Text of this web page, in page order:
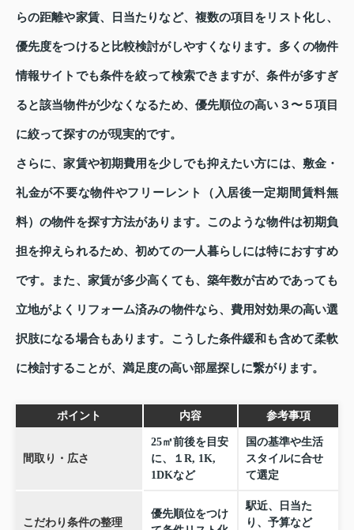
らの距離や家賃、日当たりなど、複数の項目をリスト化し、
優先度をつけると比較検討がしやすくなります。多くの物件
情報サイトでも条件を絞って検索できますが、条件が多すぎ
ると該当物件が少なくなるため、優先順位の高い３〜５項目
に絞って探すのが現実的です。
さらに、家賃や初期費用を少しでも抑えたい方には、敷金・
礼金が不要な物件やフリーレント（入居後一定期間賃料無
料）の物件を探す方法があります。このような物件は初期負
担を抑えられるため、初めての一人暮らしには特におすすめ
です。また、家賃が多少高くても、築年数が古めであっても
立地がよくリフォーム済みの物件なら、費用対効果の高い選
択肢になる場合もあります。こうした条件緩和も含めて柔軟
に検討することが、満足度の高い部屋探しに繋がります。
ポイント 内容 参考事項
間取り・広さ
25㎡前後を目安
に、１R, 1K,
1DKなど
国の基準や生活
スタイルに合せ
て選定
こだわり条件の整理
優先順位をつけ
駅近、日当た
り、予算など